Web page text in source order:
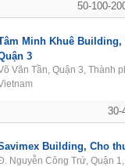
50-100-
30-
Minh Khuê Building,
3
Văn Tần, Quận 3, Thành
Building, Cho
Nguyễn Công Trứ, Quận